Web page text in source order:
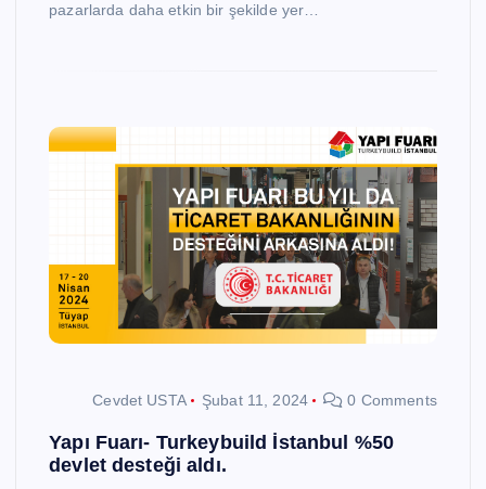
pazarlarda daha etkin bir şekilde yer…
Cevdet USTA Şubat 11, 2024 0 Comments
Yapı Fuarı- Turkeybuild İstanbul %50
devlet desteği aldı.